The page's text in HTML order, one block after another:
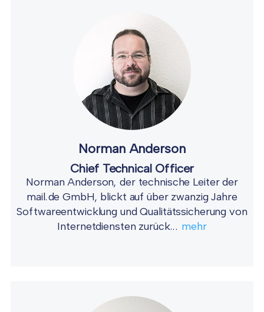
Norman Anderson
Chief Technical Officer
Norman Anderson, der technische Leiter der
mail.de GmbH, blickt auf über zwanzig Jahre
Softwareentwicklung und Qualitätssicherung von
Internetdiensten zurück... mehr